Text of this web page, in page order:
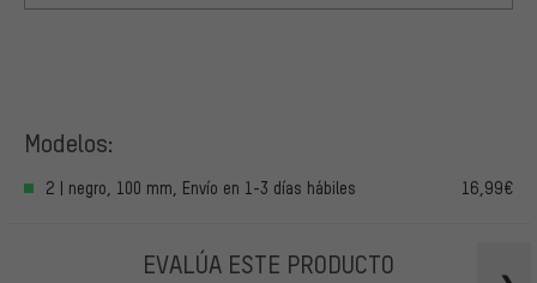
Modelos:
2 | negro, 100 mm, Envío en 1-3 días hábiles 16,99€
EVALÚA ESTE PRODUCTO